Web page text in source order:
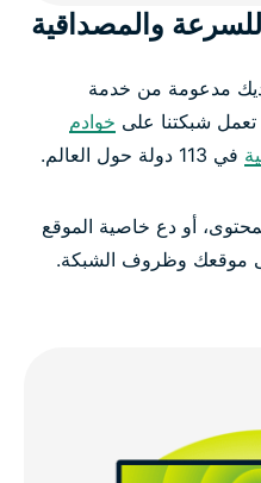
والمصداقية
مدعومة من خدمة
شبكتنا على خوادم
في 113 دولة حول العالم.
أو دع خاصية الموقع
موقعك وظروف الشبكة.